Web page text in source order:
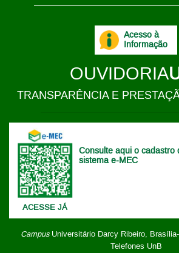
ACESSE JÁ
Consulte aqui o cadastro
sistema e-MEC
CampusUniversitário Darcy Ribeiro,
Telefones UnB
Acesso à
Informação
OUVIDORIA
TRANSPARÊNCIA E